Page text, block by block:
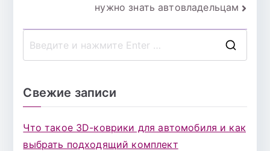
нужно знать автовладельцам
Свежие записи
Что такое 3D-коврики для автомобиля и как
выбрать подходящий комплект